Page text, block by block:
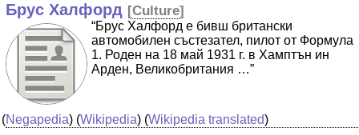
Брус Халфорд [Culture]
“Брус Халфорд е бивш британски
автомобилен състезател, пилот от Формула
1. Роден на 18 май 1931 г. в Хамптън ин
Арден, Великобритания …”
(Negapedia) (Wikipedia) (Wikipedia translated)